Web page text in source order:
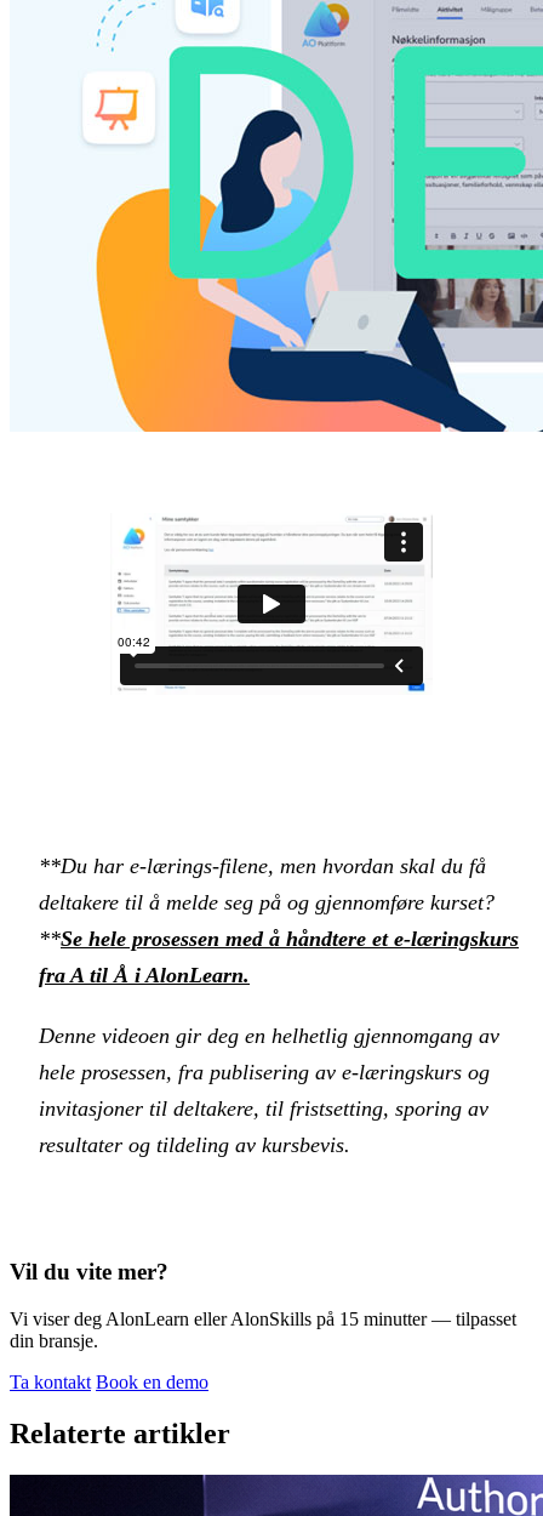
**Du har e-lærings-filene, men hvordan skal du få
deltakere til å melde seg på og gjennomføre kurset?
**‍Se hele prosessen med å håndtere et e-læringskurs
fra A til Å i AlonLearn.
Denne videoen gir deg en helhetlig gjennomgang av
hele prosessen, fra publisering av e-læringskurs og
invitasjoner til deltakere, til fristsetting, sporing av
resultater og tildeling av kursbevis.
Vil du vite mer?
Vi viser deg AlonLearn eller AlonSkills på 15 minutter — tilpasset
din bransje.
Ta kontakt Book en demo
Relaterte artikler